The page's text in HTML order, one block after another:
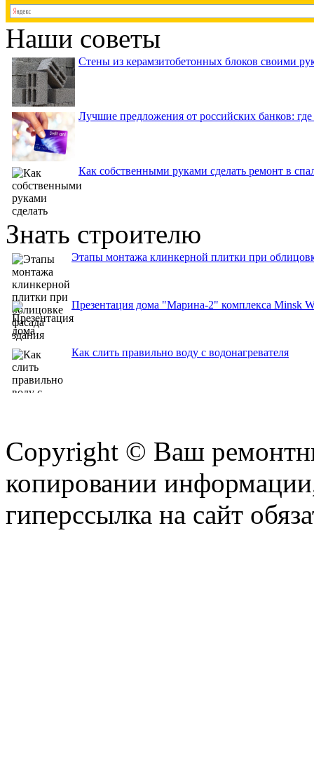
Наши советы
Стены из керамзитобетонных блоков своими
Лучшие предложения от российских банков:
Как собственными руками сделать ремонт в
Знать строителю
Этапы монтажа клинкерной плитки при
Презентация дома "Марина-2" комплекса Minsk
Как слить правильно воду с водонагревателя
Copyright © Ваш
копировании
гиперссылка на сайт